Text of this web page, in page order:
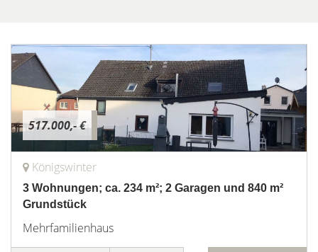
517.000,- €
Königswinter
3 Wohnungen; ca. 234 m²; 2 Garagen und 840 m²
Grundstück
Mehrfamilienhaus